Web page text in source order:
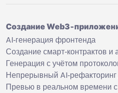
Создание
AI‑генерация фронтенда
Создание смарт‑контрактов и
Генерация с учётом
Непрерывный
Превью в реальном времени